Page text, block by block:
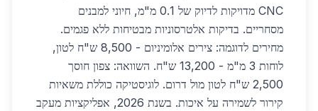
CNC מדויקות לדיוק של 0.1 מ"מ, חיוני למבנים
מסחריים. בדיקות אלטרסוניות מבטיחות ללא פגמים.
מחירים לדוגמה: צירים אלומיניום - 8,500 ש"ח לטון,
לוחות 3 מ"מ - 13,200 ש"ח. השוואה: צפון חוסך
2,500 ש"ח לטון מול דרום. לוגיסטיקה כוללת משאיות
קירור לשמירה על איכות. בשנת 2026, אפליקציות מעקב